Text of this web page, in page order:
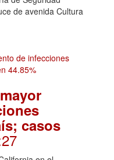
de avenida Cultura
casos